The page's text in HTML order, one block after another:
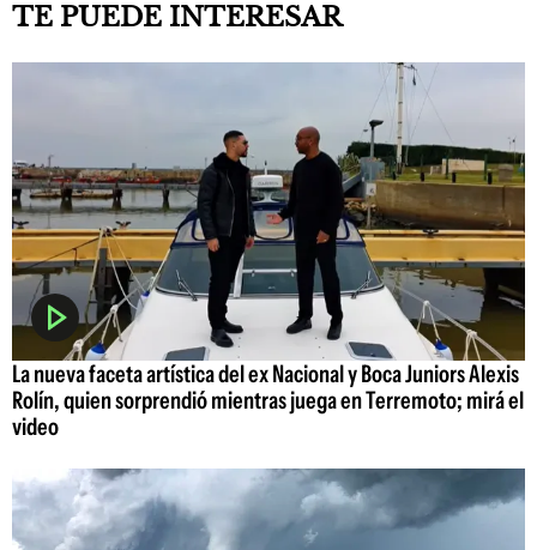
TE PUEDE INTERESAR
La nueva faceta artística del ex Nacional y Boca Juniors Alexis
Rolín, quien sorprendió mientras juega en Terremoto; mirá el
video